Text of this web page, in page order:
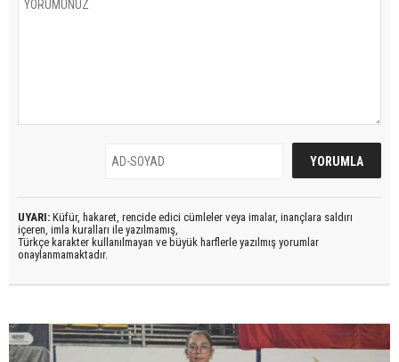
UYARI: Küfür, hakaret, rencide edici cümleler veya imalar, inançlara saldırı
içeren, imla kuralları ile yazılmamış,
Türkçe karakter kullanılmayan ve büyük harflerle yazılmış yorumlar
onaylanmamaktadır.